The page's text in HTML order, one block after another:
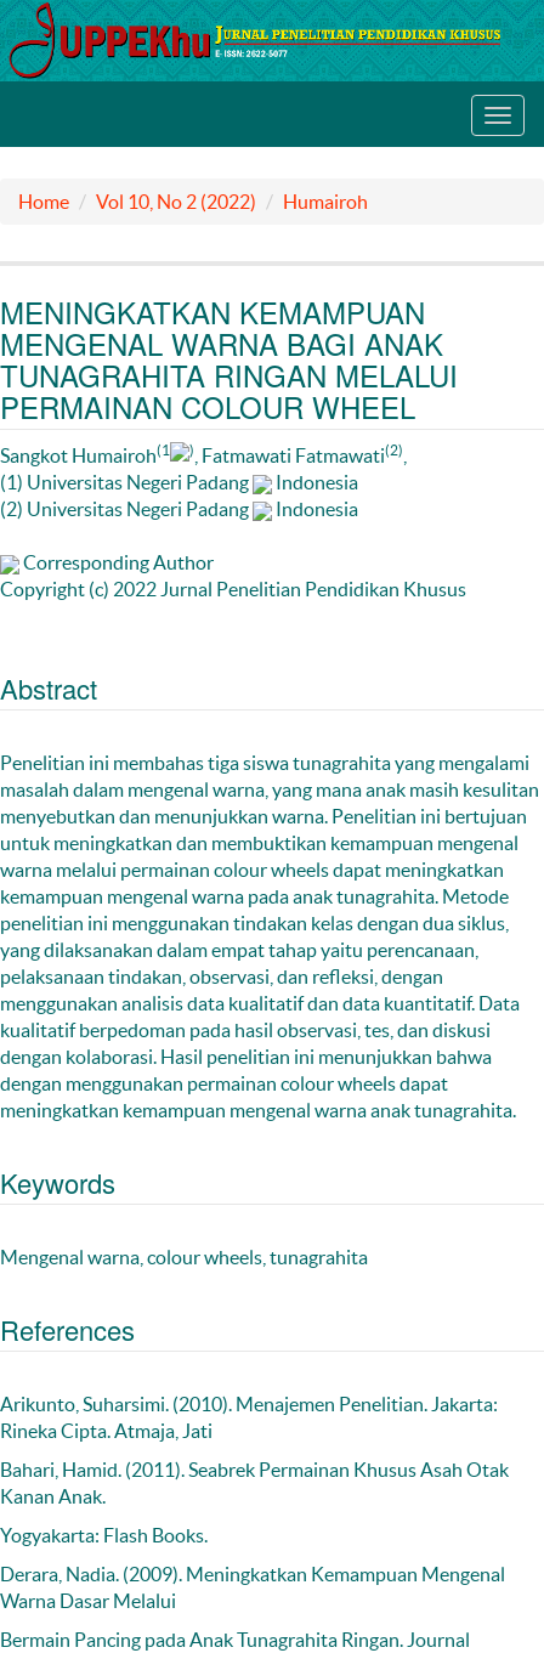
Home Vol 10, No 2 (2022) Humairoh
MENINGKATKAN KEMAMPUAN
MENGENAL WARNA BAGI ANAK
TUNAGRAHITA RINGAN MELALUI
PERMAINAN COLOUR WHEEL
Sangkot Humairoh(1 ) , Fatmawati Fatmawati(2)
(1) Universitas Negeri Padang
Indonesia
(2) Universitas Negeri Padang
Indonesia
Corresponding Author
Copyright (c) 2022 Jurnal Penelitian Pendidikan Khusus
Abstract
Penelitian ini membahas tiga siswa tunagrahita yang mengalami
masalah dalam mengenal warna, yang mana anak masih kesulitan
menyebutkan dan menunjukkan warna. Penelitian ini bertujuan
untuk meningkatkan dan membuktikan kemampuan mengenal
warna melalui permainan colour wheels dapat meningkatkan
kemampuan mengenal warna pada anak tunagrahita. Metode
penelitian ini menggunakan tindakan kelas dengan dua siklus,
yang dilaksanakan dalam empat tahap yaitu perencanaan,
pelaksanaan tindakan, observasi, dan refleksi, dengan
menggunakan analisis data kualitatif dan data kuantitatif. Data
kualitatif berpedoman pada hasil observasi, tes, dan diskusi
dengan kolaborasi. Hasil penelitian ini menunjukkan bahwa
dengan menggunakan permainan colour wheels dapat
meningkatkan kemampuan mengenal warna anak tunagrahita.
Keywords
Mengenal warna, colour wheels, tunagrahita
References
Arikunto, Suharsimi. (2010). Menajemen Penelitian. Jakarta:
Rineka Cipta. Atmaja, Jati
Bahari, Hamid. (2011). Seabrek Permainan Khusus Asah Otak
Kanan Anak.
Yogyakarta: Flash Books.
Derara, Nadia. (2009). Meningkatkan Kemampuan Mengenal
Warna Dasar Melalui
Bermain Pancing pada Anak Tunagrahita Ringan. Journal